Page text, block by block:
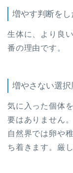
増やす判断をし
生体に、より良
番の理由です。
増やさない選択
気に入った個体
要はありません。
自然界では卵や
ち着きます。厳